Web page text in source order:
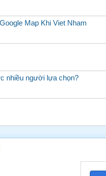
Map Khi Viet Nham
nhiều người lựa chọn?